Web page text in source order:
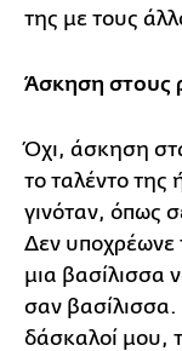
της με τους
Άσκηση στους
Όχι, άσκηση
το ταλέντο της
γινόταν, όπως
Δεν υποχρέωνε
μια βασίλισσα
σαν βασίλισσα.
δάσκαλοί μου,